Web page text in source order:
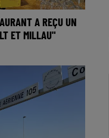
A REÇU UN
ET MILLAU"